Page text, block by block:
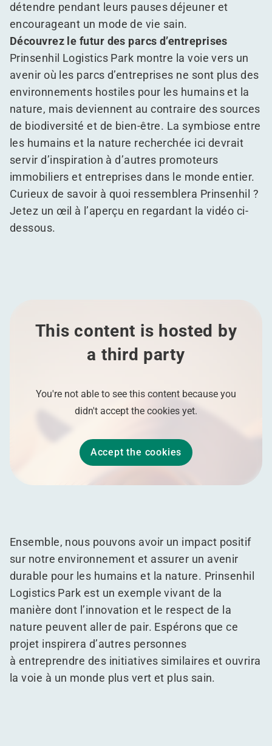
détendre pendant leurs pauses déjeuner et
encourageant un mode de vie sain.
Découvrez le futur des parcs d’entreprises
Prinsenhil Logistics Park montre la voie vers un
avenir où les parcs d’entreprises ne sont plus des
environnements hostiles pour les humains et la
nature, mais deviennent au contraire des sources
de biodiversité et de bien-être. La symbiose entre
les humains et la nature recherchée ici devrait
servir d’inspiration à d’autres promoteurs
immobiliers et entreprises dans le monde entier.
Curieux de savoir à quoi ressemblera Prinsenhil ?
Jetez un œil à l’aperçu en regardant la vidéo ci-
dessous.
This content is hosted by
a third party
You're not able to see this content because you
didn't accept the cookies yet.
Accept the cookies
Ensemble, nous pouvons avoir un impact positif
sur notre environnement et assurer un avenir
durable pour les humains et la nature. Prinsenhil
Logistics Park est un exemple vivant de la
manière dont l’innovation et le respect de la
nature peuvent aller de pair. Espérons que ce
projet inspirera d’autres personnes
à entreprendre des initiatives similaires et ouvrira
la voie à un monde plus vert et plus sain.